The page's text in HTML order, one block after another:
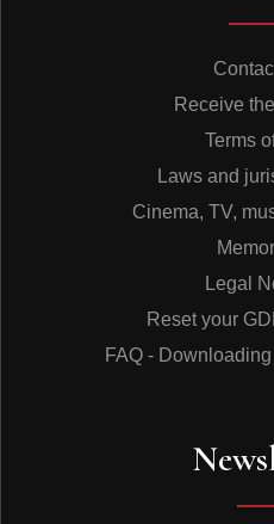
Receive
Terms
Laws and
Cinema, TV,
Legal
Reset your
FAQ -